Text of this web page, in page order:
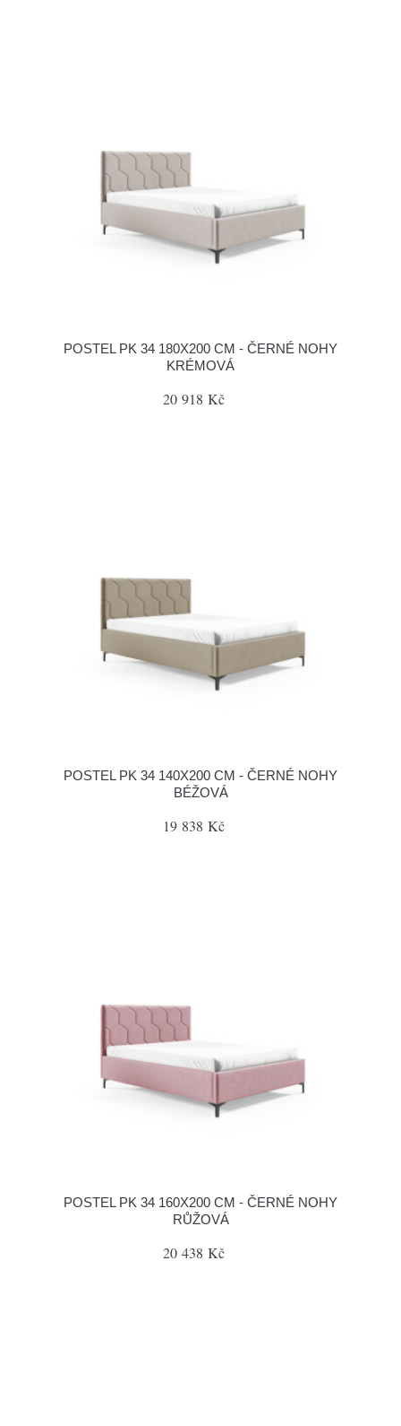
POSTEL PK 34 180X200 CM - ČERNÉ NOHY
KRÉMOVÁ
20 918 Kč
POSTEL PK 34 140X200 CM - ČERNÉ NOHY
BÉŽOVÁ
19 838 Kč
POSTEL PK 34 160X200 CM - ČERNÉ NOHY
RŮŽOVÁ
20 438 Kč